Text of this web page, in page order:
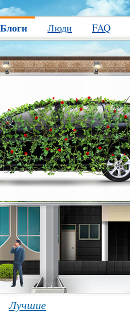
Блоги Люди FAQ
Лучшие